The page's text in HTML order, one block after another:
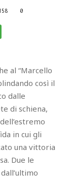
0
al “Marcello
così il
dalle
di schiena,
in cui gli
una vittoria
Due le